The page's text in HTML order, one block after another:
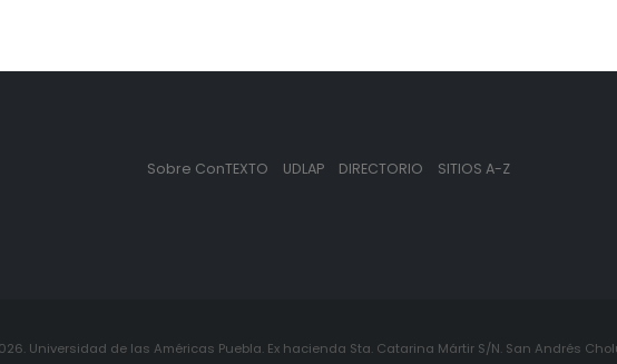
Sobre ConTEXTO UDLAP DIRECTORIO SITIOS A-Z
Universidad de las Américas Puebla. Ex hacienda Sta. Catarina Mártir S/N. San Andrés